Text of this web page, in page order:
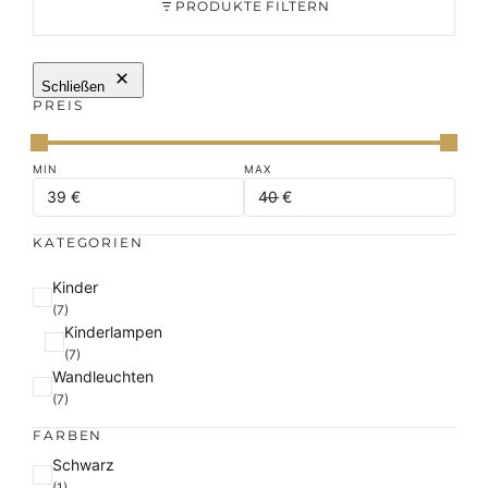
PRODUKTE FILTERN
Schließen
PREIS
KATEGORIEN
K
a
g
r
Kinder
(7)
Kinderlampen
(7)
Wandleuchten
(7)
FARBEN
F
Schwarz